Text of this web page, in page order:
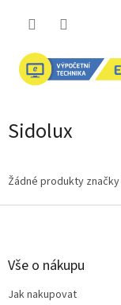
Sidolux
Žádné produkty značky
Z
Vše o nákupu
Jak nakupovat